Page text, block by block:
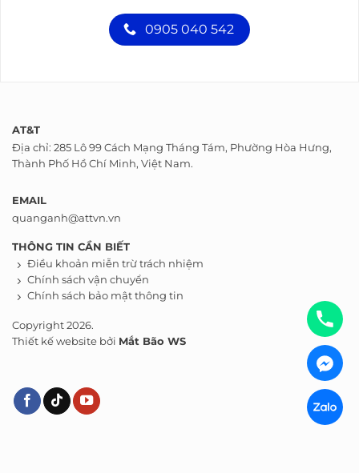
0905 040 542
AT&T
Địa chỉ: 285 Lô 99 Cách Mạng Tháng Tám, Phường Hòa Hưng,
Thành Phố Hồ Chí Minh, Việt Nam.
EMAIL
quanganh@attvn.vn
THÔNG TIN CẦN BIẾT
Điều khoản miễn trừ trách nhiệm
Chính sách vận chuyển
Chính sách bảo mật thông tin
Copyright 2026.
Thiết kế website bởi Mắt Bão WS